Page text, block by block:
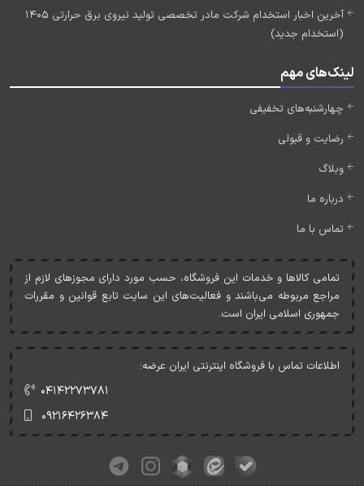
آخرین اخبار استخدام شرکت مادر تخصصی تولید نیروی برق حرارتی 1405
(استخدام جدید)
لینک‌های مهم
چهارشنبه‌های تخفیفی
رضایت و قبولی
وبلاگ
درباره ما
تماس با ما
تمامی کالاها و خدمات اين فروشگاه، حسب مورد دارای مجوزهای لازم از
مراجع مربوطه می‌باشند و فعاليت‌های اين سايت تابع قوانين و مقررات
جمهوری اسلامی ايران است.
اطلاعات تماس با فروشگاه اینترنتی ایران عرضه:
۰۴۱۴۲۲۷۳۷۸۱
۰۹۲۱۶۴۲۶۳۸۴